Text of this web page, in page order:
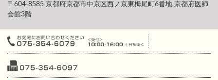
〒604-8585 京都府京都市中京区西ノ京東栂尾町6番地 京都府医師
会館3階